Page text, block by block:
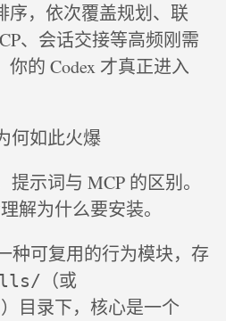
序，依次覆盖规划、联
、会话交接等高频刚需
的 Codex 才真正进入
何如此火爆
示词与 MCP 的区别。
解为什么要安装。
种可复用的行为模块，存
（或
）目录下，核心是一个